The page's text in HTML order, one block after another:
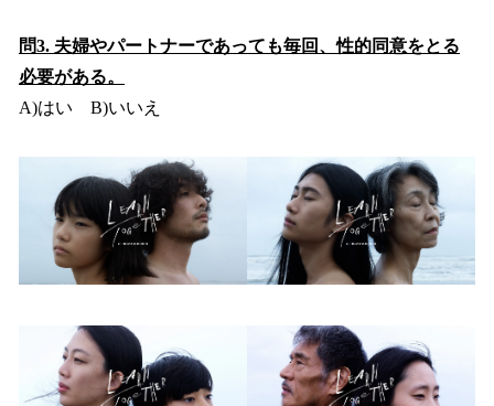
問3. 夫婦やパートナーであっても毎回、性的同意をとる
必要がある。
A)はい B)いいえ